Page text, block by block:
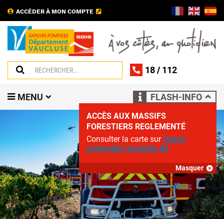
ACCÉDER À MON COMPTE
18/ 112
MENU FLASH-INFO
ACCÈS AUX MASSIFS
FORESTIERS REGLEMENTÉ
Consulter la carte surrisque
prévention incendie 84
Masquer